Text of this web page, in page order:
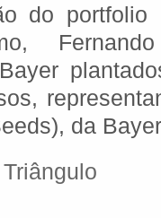
do portfolio
da